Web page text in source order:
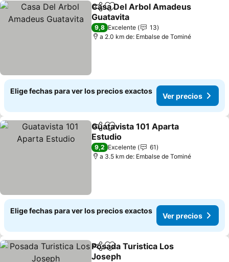
CompartirAgregar a favoritos
Casa Del Arbol Amadeus
Guatavita
9,8 Excelente
13
a 2.0 km de: Embalse de Tominé
Elige fechas para ver los precios exactos
Ver precios
CompartirAgregar a favoritos
Guatavista 101 Aparta
Estudio
9,2 Excelente
61
a 3.5 km de: Embalse de Tominé
Elige fechas para ver los precios exactos
Ver precios
CompartirAgregar a favoritos
Posada Turistica Los
Joseph